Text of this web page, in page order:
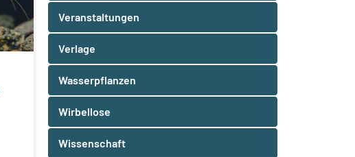
Veranstaltungen
Verlage
Wasserpflanzen
Wirbellose
Wissenschaft